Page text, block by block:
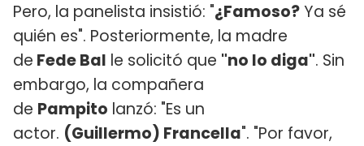
Pero, la panelista insistió: "¿Famoso?Ya sé
quién es". Posteriormente, la madre
de Fede Bal le solicitó que "no lo diga". Sin
embargo, la compañera
de Pampito lanzó: "Es un
actor. (Guillermo) Francella". "Por favor,